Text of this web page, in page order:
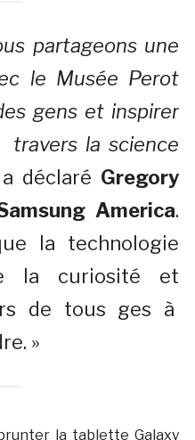
partageons une
le Musée Perot
gens et inspirer
travers la science
déclaré Gregory
America.
la technologie
la curiosité et
de tous ges à
»
la tablette Galaxy